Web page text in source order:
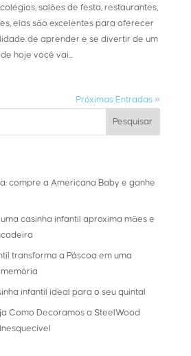
salões de festa, restaurantes,
elas são excelentes para oferecer
de aprender e se divertir de um
hoje você vai...
Próximas Entradas »
compre a Americana Baby e ganhe
casinha infantil aproxima mães e
transforma a Páscoa em uma
infantil ideal para o seu quintal
Como Decoramos a SteelWood